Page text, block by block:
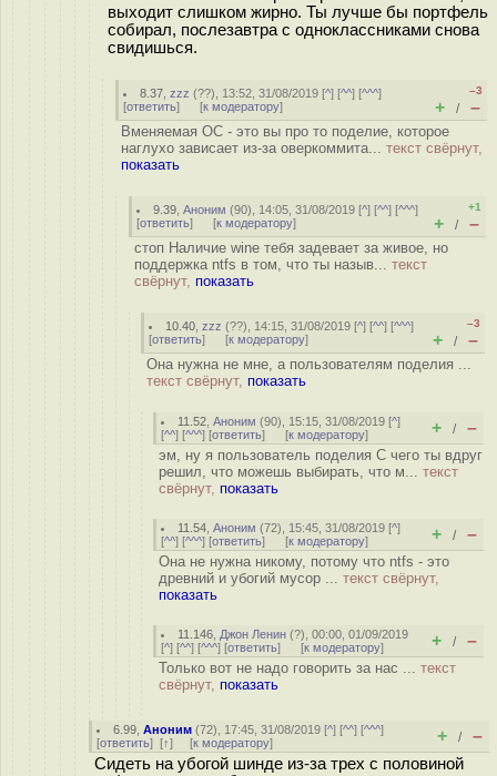
выходит слишком жирно. Ты лучше бы портфель
собирал, послезавтра с одноклассниками снова
свидишься.
8.37 ,zzz (??), 13:52, 31/08/2019 [^] [^^] [^^^]
[ответить] [к модератору]
–3
+ / –
Вменяемая ОС - это вы про то поделие, которое
наглухо зависает из-за оверкоммита... текст свёрнут,
показать
9.39 ,Аноним (90), 14:05, 31/08/2019 [^] [^^] [^^^]
[ответить] [к модератору]
+1
+ / –
стоп Наличие wine тебя задевает за живое, но
поддержка ntfs в том, что ты назыв... текст
свёрнут, показать
10.40 ,zzz (??), 14:15, 31/08/2019 [^] [^^] [^^^]
[ответить] [к модератору]
–3
+ / –
Она нужна не мне, а пользователям поделия ...
текст свёрнут, показать
11.52 ,Аноним (90), 15:15, 31/08/2019 [^]
[^^] [^^^] [ответить] [к модератору] + / –
эм, ну я пользователь поделия С чего ты вдруг
решил, что можешь выбирать, что м... текст
свёрнут, показать
11.54 ,Аноним (72), 15:45, 31/08/2019 [^]
[^^] [^^^] [ответить] [к модератору] + / –
Она не нужна никому, потому что ntfs - это
древний и убогий мусор ... текст свёрнут,
показать
11.146 Джон Ленин (?), 00:00, 01/09/2019
[^] [^^] [^^^] [ответить] [к модератору] + / –
Только вот не надо говорить за нас ... текст
свёрнут, показать
6.99 ,Аноним (72), 17:45, 31/08/2019 [^] [^^] [^^^]
[ответить] [↑] [к модератору] + / –
Сидеть на убогой шинде из-за трех с половиной